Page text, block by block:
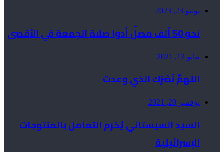
يونيو 23, 2023
نحو 50 ألف مصلٍّ أدوا صلاة الجمعة في الأقصى
مايو 13, 2021
اللهمَّ نَصْرَك الذي وعدتَ
نوفمبر 20, 2021
السيد السيستاني يُحّرم التعامل بالمنتوجات
الإسرائيلية